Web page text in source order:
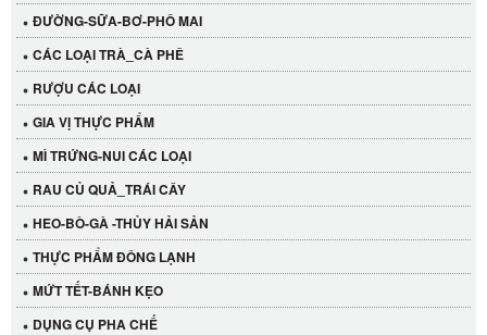
ĐƯỜNG-SỮA-BƠ-PHÔ MAI
CÁC LOẠI TRÀ_CÀ PHÊ
RƯỢU CÁC LOẠI
GIA VỊ THỰC PHẨM
MÌ TRỨNG-NUI CÁC LOẠI
RAU CỦ QUẢ_TRÁI CÂY
HEO-BÒ-GÀ -THỦY HẢI SẢN
THỰC PHẨM ĐÔNG LẠNH
MỨT TẾT-BÁNH KẸO
DỤNG CỤ PHA CHẾ